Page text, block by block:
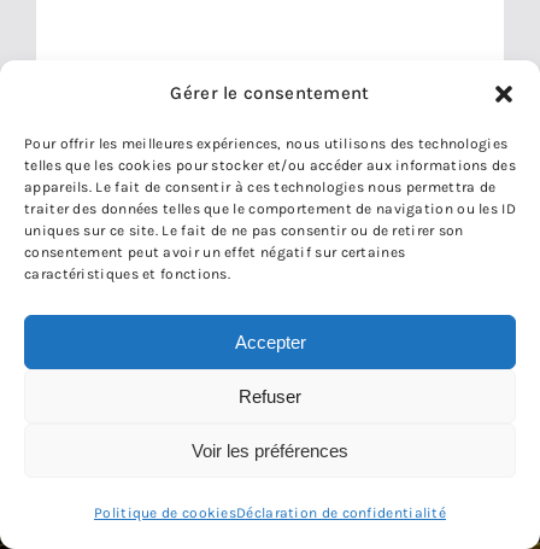
Gérer le consentement
Pour offrir les meilleures expériences, nous utilisons des technologies
telles que les cookies pour stocker et/ou accéder aux informations des
appareils. Le fait de consentir à ces technologies nous permettra de
traiter des données telles que le comportement de navigation ou les ID
uniques sur ce site. Le fait de ne pas consentir ou de retirer son
consentement peut avoir un effet négatif sur certaines
caractéristiques et fonctions.
Accepter
Refuser
Voir les préférences
Politique de cookiesDéclaration de confidentialité
CAPTCHA